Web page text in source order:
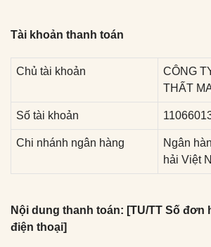
Tài khoản thanh toán
Chủ tài khoản
CÔNG
THẤT
Số tài khoản
Chi nhánh ngân hàng
Ngân
hải Việt
Nội dung thanh toán: [TU/TT Số đơn
điện thoại]